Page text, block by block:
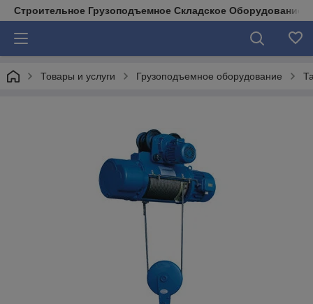
Строительное Грузоподъемное Складское Оборудование
Товары и услуги Грузоподъемное оборудование